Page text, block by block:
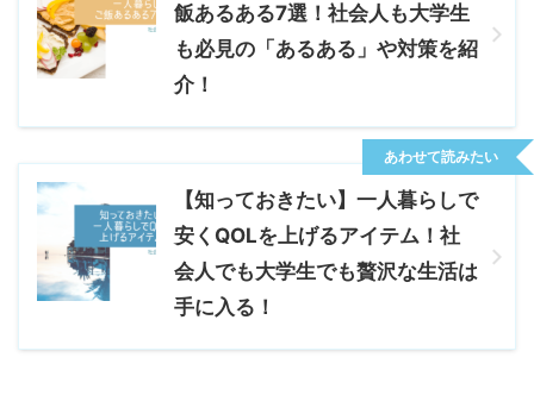
飯あるある7選！社会人も大学生
も必見の「あるある」や対策を紹
介！
【知っておきたい】一人暮らしで
安くQOLを上げるアイテム！社
会人でも大学生でも贅沢な生活は
手に入る！
あわせて読みたい